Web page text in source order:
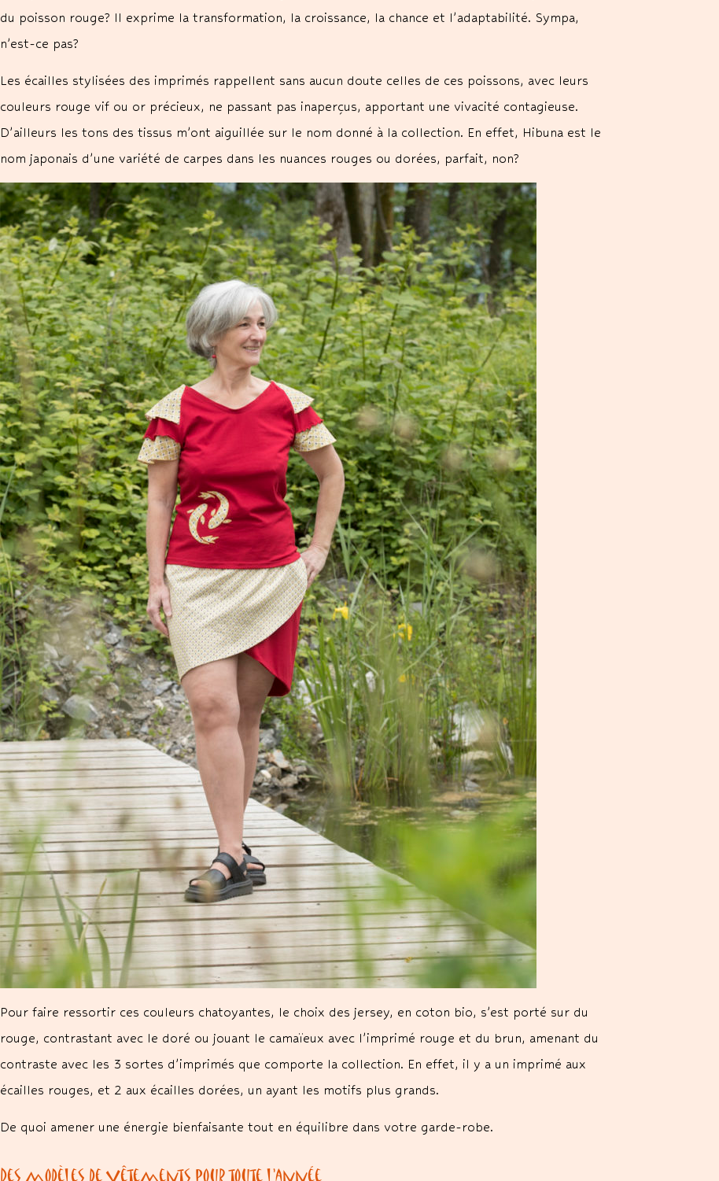
du poisson rouge? Il exprime la transformation, la croissance, la chance et l’adaptabilité. Sympa,
n’est-ce pas?
Les écailles stylisées des imprimés rappellent sans aucun doute celles de ces poissons, avec leurs
couleurs rouge vif ou or précieux, ne passant pas inaperçus, apportant une vivacité contagieuse.
D’ailleurs les tons des tissus m’ont aiguillée sur le nom donné à la collection. En effet, Hibuna est le
nom japonais d’une variété de carpes dans les nuances rouges ou dorées, parfait, non?
Pour faire ressortir ces couleurs chatoyantes, le choix des jersey, en coton bio, s’est porté sur du
rouge, contrastant avec le doré ou jouant le camaïeux avec l’imprimé rouge et du brun, amenant du
contraste avec les 3 sortes d’imprimés que comporte la collection. En effet, il y a un imprimé aux
écailles rouges, et 2 aux écailles dorées, un ayant les motifs plus grands.
De quoi amener une énergie bienfaisante tout en équilibre dans votre garde-robe.
Des modèles de vêtements pour toute l’année